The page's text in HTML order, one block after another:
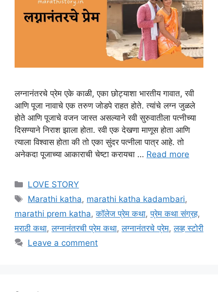
लग्नानंतरचे प्रेम एके काळी, एका छोट्याशा भारतीय गावात, रवी
आणि पूजा नावाचे एक तरुण जोडपे राहत होते. त्यांचे लग्न जुळले
होते आणि पूजाचे वजन जास्त असल्याने रवी सुरुवातीला पत्नीच्या
दिसण्याने निराश झाला होता. रवी एक देखणा माणूस होता आणि
त्याला विश्वास होता की तो एका सुंदर पत्नीला पात्र आहे. तो
अनेकदा पूजाच्या आकाराची चेष्टा करायचा … Read more
Categories
LOVE STORY
Tags
Marathi katha, marathi katha kadambari,
marathi prem katha,कॉलेज प्रेम कथा,प्रेम कथा संग्रह,
मराठी कथा,लग्नानंतरची प्रेम कथा,लग्नानंतरचे प्रेम,लव्ह स्टोरी
Leave a comment